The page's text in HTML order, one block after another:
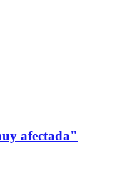
afectada"